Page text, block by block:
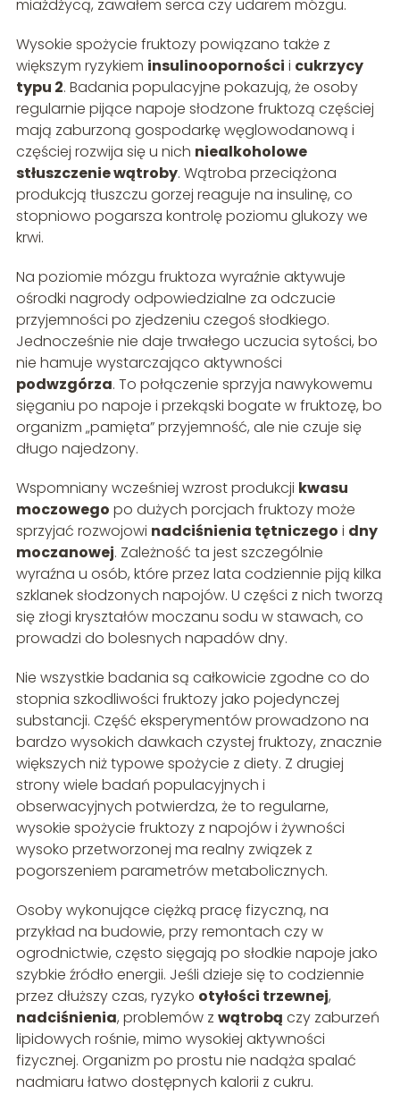
miażdżycą, zawałem serca czy udarem mózgu.
Wysokie spożycie fruktozy powiązano także z
większym ryzykiem insulinooporności i cukrzycy
typu 2. Badania populacyjne pokazują, że osoby
regularnie pijące napoje słodzone fruktozą częściej
mają zaburzoną gospodarkę węglowodanową i
częściej rozwija się u nich niealkoholowe
stłuszczenie wątroby. Wątroba przeciążona
produkcją tłuszczu gorzej reaguje na insulinę, co
stopniowo pogarsza kontrolę poziomu glukozy we
krwi.
Na poziomie mózgu fruktoza wyraźnie aktywuje
ośrodki nagrody odpowiedzialne za odczucie
przyjemności po zjedzeniu czegoś słodkiego.
Jednocześnie nie daje trwałego uczucia sytości, bo
nie hamuje wystarczająco aktywności
podwzgórza. To połączenie sprzyja nawykowemu
sięganiu po napoje i przekąski bogate w fruktozę, bo
organizm „pamięta” przyjemność, ale nie czuje się
długo najedzony.
Wspomniany wcześniej wzrost produkcji kwasu
moczowego po dużych porcjach fruktozy może
sprzyjać rozwojowi nadciśnienia tętniczego i dny
moczanowej. Zależność ta jest szczególnie
wyraźna u osób, które przez lata codziennie piją kilka
szklanek słodzonych napojów. U części z nich tworzą
się złogi kryształów moczanu sodu w stawach, co
prowadzi do bolesnych napadów dny.
Nie wszystkie badania są całkowicie zgodne co do
stopnia szkodliwości fruktozy jako pojedynczej
substancji. Część eksperymentów prowadzono na
bardzo wysokich dawkach czystej fruktozy, znacznie
większych niż typowe spożycie z diety. Z drugiej
strony wiele badań populacyjnych i
obserwacyjnych potwierdza, że to regularne,
wysokie spożycie fruktozy z napojów i żywności
wysoko przetworzonej ma realny związek z
pogorszeniem parametrów metabolicznych.
Osoby wykonujące ciężką pracę fizyczną, na
przykład na budowie, przy remontach czy w
ogrodnictwie, często sięgają po słodkie napoje jako
szybkie źródło energii. Jeśli dzieje się to codziennie
przez dłuższy czas, ryzyko otyłości trzewnej,
nadciśnienia, problemów z wątrobą czy zaburzeń
lipidowych rośnie, mimo wysokiej aktywności
fizycznej. Organizm po prostu nie nadąża spalać
nadmiaru łatwo dostępnych kalorii z cukru.